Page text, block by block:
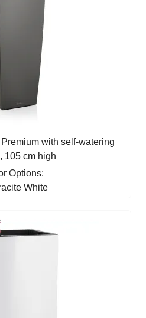
with self-watering
105 cm high
Options:
White